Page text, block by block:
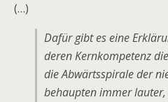
(…)
Dafür gibt es eine
deren Kernkompetenz
die Abwärtsspirale der
behaupten immer